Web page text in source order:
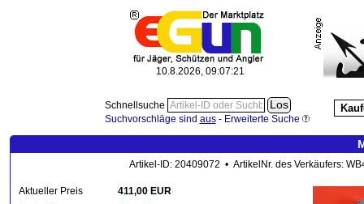
10.8.2026, 09:07:23
Schnellsuche
Suchvorschläge sind aus- Erweiterte Suche
Artikel-ID: 20409072 • ArtikelNr. des Verkäufers:
Aktueller Preis
411,00 EUR